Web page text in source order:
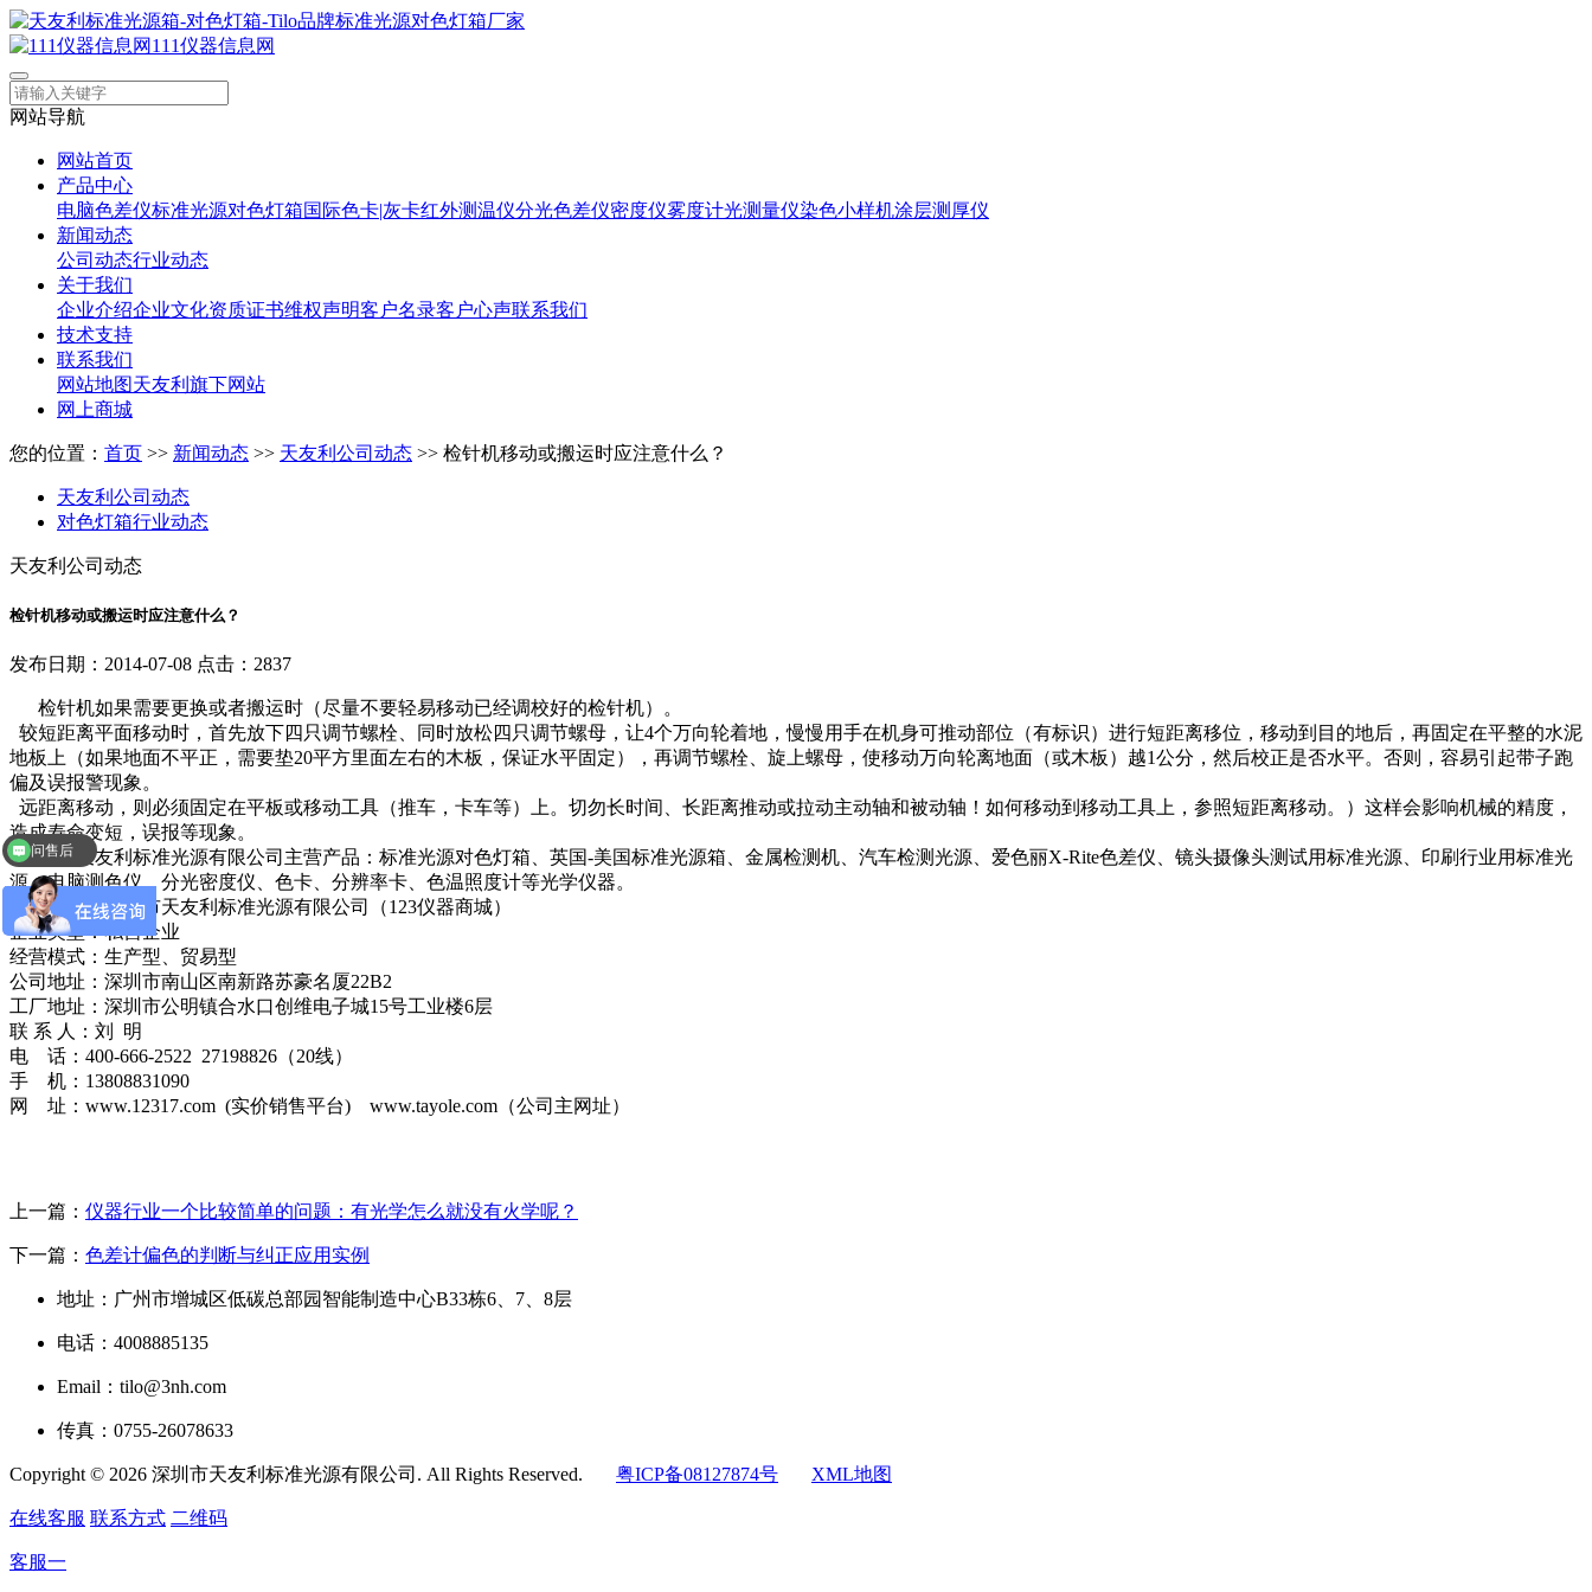
111仪器信息网
网站导航
网站首页
产品中心
电脑色差仪标准光源对色灯箱国际色卡|灰卡红外测温仪分光色差仪密度仪雾度计光测量仪染色小样机涂层测厚仪
新闻动态
公司动态行业动态
关于我们
企业介绍企业文化资质证书维权声明客户名录客户心声联系我们
技术支持
联系我们
网站地图天友利旗下网站
网上商城
您的位置： 首页 >> 新闻动态 >> 天友利公司动态 >> 检针机移动或搬运时应注意什么？
天友利公司动态
对色灯箱行业动态
天友利公司动态
检针机移动或搬运时应注意什么？
发布日期：2014-07-08 点击：2837
检针机如果需要更换或者搬运时（尽量不要轻易移动已经调校好的检针机）。
较短距离平面移动时，首先放下四只调节螺栓、同时放松四只调节螺母，让4个万向轮着地，慢慢用手在机身可推动部位（有标识）进行短距离移位，移动到目的地后，再固定在平整的水泥
地板上（如果地面不平正，需要垫20平方里面左右的木板，保证水平固定），再调节螺栓、旋上螺母，使移动万向轮离地面（或木板）越1公分，然后校正是否水平。否则，容易引起带子跑
偏及误报警现象。
远距离移动，则必须固定在平板或移动工具（推车，卡车等）上。切勿长时间、长距离推动或拉动主动轴和被动轴！如何移动到移动工具上，参照短距离移动。）这样会影响机械的精度，
造成寿命变短，误报等现象。
深圳市天友利标准光源有限公司主营产品：标准光源对色灯箱、英国-美国标准光源箱、金属检测机、汽车检测光源、爱色丽X-Rite色差仪、镜头摄像头测试用标准光源、印刷行业用标准光
源、电脑测色仪、分光密度仪、色卡、分辨率卡、色温照度计等光学仪器。
公司名称：深圳市天友利标准光源有限公司（123仪器商城）
企业类型：私营企业
经营模式：生产型、贸易型
公司地址：深圳市南山区南新路苏豪名厦22B2
工厂地址：深圳市公明镇合水口创维电子城15号工业楼6层
联 系 人：刘 明
电 话：400-666-2522 27198826（20线）
手 机：13808831090
网 址：www.12317.com (实价销售平台) www.tayole.com（公司主网址）
上一篇： 仪器行业一个比较简单的问题：有光学怎么就没有火学呢？
下一篇： 色差计偏色的判断与纠正应用实例
地址：广州市增城区低碳总部园智能制造中心B33栋6、7、8层
电话：4008885135
Email：tilo@3nh.com
传真：0755-26078633
Copyright © 2026 深圳市天友利标准光源有限公司. All Rights Reserved. 粤ICP备08127874号 XML地图
在线客服 联系方式 二维码
客服一
问售后